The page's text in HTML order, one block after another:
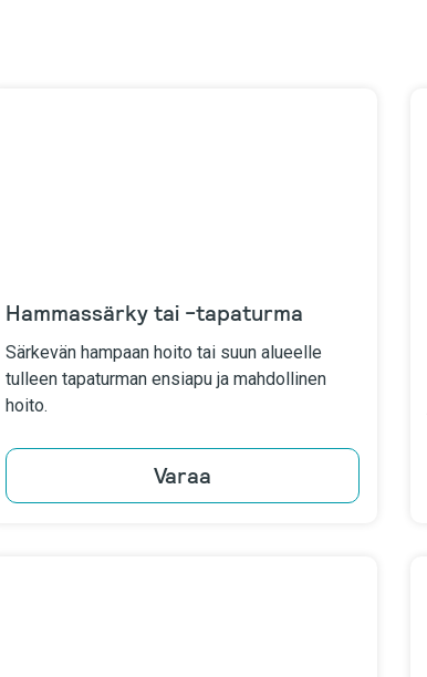
Hammassärky tai -tapaturma
Särkevän hampaan hoito tai suun alueelle
tulleen tapaturman ensiapu ja mahdollinen
hoito.
Varaa